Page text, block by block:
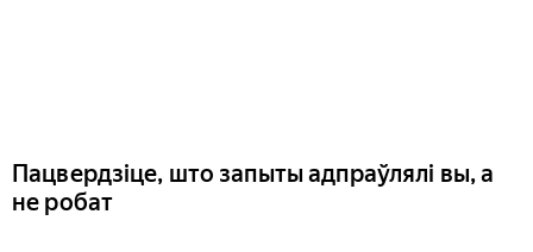
Пацвердзіце, што запыты адпраўлялі вы, а
не робат